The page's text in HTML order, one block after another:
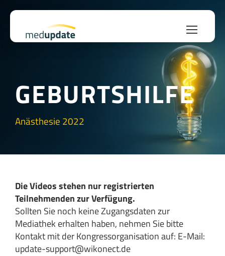
GEBURTSHILFE
Anästhesie 2022
Die Videos stehen nur registrierten
Teilnehmenden zur Verfügung.
Sollten Sie noch keine Zugangsdaten zur
Mediathek erhalten haben, nehmen Sie bitte
Kontakt mit der Kongressorganisation auf: E-Mail:
update-support@wikonect.de